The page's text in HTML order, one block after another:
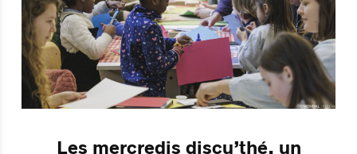
Les mercredis discu’thé, un